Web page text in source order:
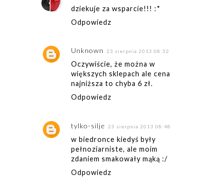
dziekuje za wsparcie!!! :*
Odpowiedz
Unknown 23 sierpnia 2013 08:32
Oczywiście, że można w
większych sklepach ale cena
najniższa to chyba 6 zł.
Odpowiedz
tylko-silje 23 sierpnia 2013 08:48
w biedronce kiedyś były
pełnoziarniste, ale moim
zdaniem smakowały mąką :/
Odpowiedz